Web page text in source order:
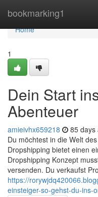
bookmarking1
Home
Home
1
Dein Start
Abenteuer
amieivhx659218 85 days
Du möchtest in die Welt
Dropshipping bietet einen
Dropshipping Konzept
versenden. Du verkaufst
https://
einsteiger-so-gehst-du-ins-